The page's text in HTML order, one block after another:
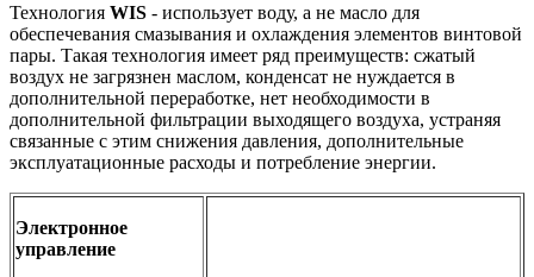
Технология WIS - использует воду, а не масло для
обеспечевания смазывания и охлаждения элементов винтовой
пары. Такая технология имеет ряд преимуществ: сжатый
воздух не загрязнен маслом, конденсат не нуждается в
дополнительной переработке, нет необходимости в
дополнительной фильтрации выходящего воздуха, устраняя
связанные с этим снижения давления, дополнительные
эксплуатационные расходы и потребление энергии.
Электронное
управление